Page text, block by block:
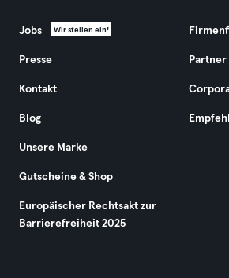
Jobs Wir stellen ein!
Presse
Kontakt
Blog
Unsere Marke
Gutscheine & Shop
Europäischer Rechtsakt zur
Barrierefreiheit 2025